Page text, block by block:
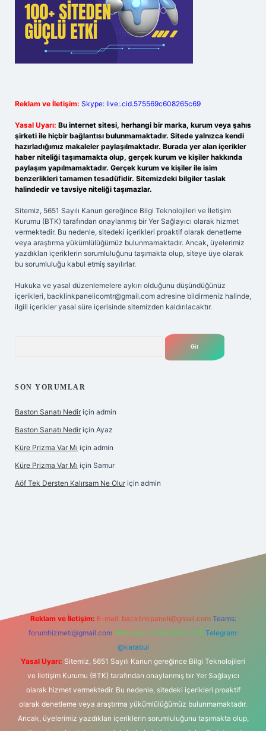
Reklam ve İletişim: Skype: live:.cid.575569c608265c69
Yasal Uyarı: Bu internet sitesi, herhangi bir marka, kurum veya şahıs
şirketi ile hiçbir bağlantısı bulunmamaktadır. Sitede yalnızca kendi
hazırladığımız makaleler paylaşılmaktadır. Burada yer alan içerikler
haber niteliği taşımamakta olup, gerçek kurum ve kişiler hakkında
paylaşım yapılmamaktadır. Gerçek kurum ve kişiler ile isim
benzerlikleri tamamen tesadüfidir. Sitemizdeki bilgiler taslak
halindedir ve tavsiye niteliği taşımazlar.
Sitemiz, 5651 Sayılı Kanun gereğince Bilgi Teknolojileri ve İletişim
Kurumu (BTK) tarafından onaylanmış bir Yer Sağlayıcı olarak hizmet
vermektedir. Bu nedenle, sitedeki içerikleri proaktif olarak denetleme
veya araştırma yükümlülüğümüz bulunmamaktadır. Ancak, üyelerimiz
yazdıkları içeriklerin sorumluluğunu taşımakta olup, siteye üye olarak
bu sorumluluğu kabul etmiş sayılırlar.
Hukuka ve yasal düzenlemelere aykırı olduğunu düşündüğünüz
içerikleri, backlinkpanelicomtr@gmail.com adresine bildirmeniz halinde,
ilgili içerikler yasal süre içerisinde sitemizden kaldırılacaktır.
SON YORUMLAR
Baston Sanatı Nedir için admin
Baston Sanatı Nedir için Ayaz
Küre Prizma Var Mı için admin
Küre Prizma Var Mı için Samur
Aöf Tek Dersten Kalırsam Ne Olur için admin
Reklam ve İletişim: E-mail: backlinkpaneli@gmail.com Teams:
forumhizmeti@gmail.com Whatsapp: 0262 606 0 726 Telegram:
@karabul
Yasal Uyarı: Sitemiz, 5651 Sayılı Kanun gereğince Bilgi Teknolojileri
ve İletişim Kurumu (BTK) tarafından onaylanmış bir Yer Sağlayıcı
olarak hizmet vermektedir. Bu nedenle, sitedeki içerikleri proaktif
olarak denetleme veya araştırma yükümlülüğümüz bulunmamaktadır.
Ancak, üyelerimiz yazdıkları içeriklerin sorumluluğunu taşımakta olup,